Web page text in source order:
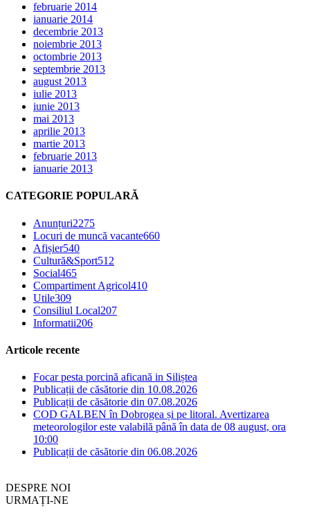
februarie 2014
ianuarie 2014
decembrie 2013
noiembrie 2013
octombrie 2013
septembrie 2013
august 2013
iulie 2013
iunie 2013
mai 2013
aprilie 2013
martie 2013
februarie 2013
ianuarie 2013
CATEGORIE POPULARĂ
Anunțuri2275
Locuri de muncă vacante660
Afișier540
Cultură&Sport512
Social465
Compartiment Agricol410
Utile309
Consiliul Local207
Informatii206
Articole recente
Focar pesta porcină aficană in Siliștea
Publicații de căsătorie din 10.08.2026
Publicații de căsătorie din 07.08.2026
COD GALBEN în Dobrogea și pe litoral. Avertizarea
meteorologilor este valabilă până în data de 08 august, ora
10:00
Publicații de căsătorie din 06.08.2026
DESPRE NOI
URMAȚI-NE